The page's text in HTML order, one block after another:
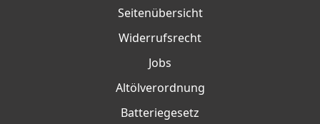
Seitenübersicht
Widerrufsrecht
Jobs
Altölverordnung
Batteriegesetz